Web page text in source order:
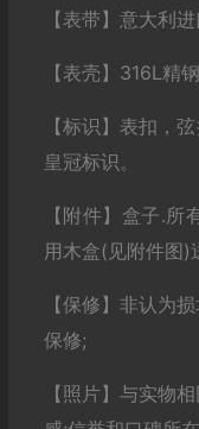
【表带】意大利
【表壳】316L精
【标识】表扣，
皇冠标识。
【附件】盒子.所
用木盒(见附件图)
【保修】非认为
保修;
【照片】与实物